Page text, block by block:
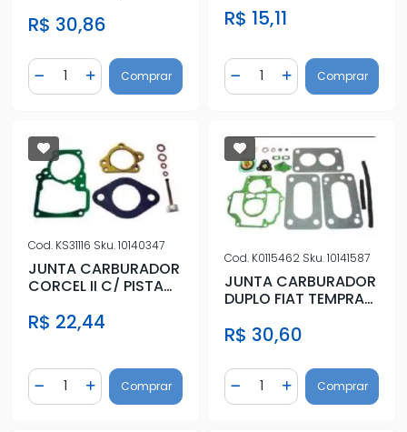
R$ 30,86
Diminuir Quantidade
Quantidade
Adicionar Quantidade
Comprar
(SOLEX)
R$ 15,11
Diminuir Quantidade
Quantidade
AdicionarComprar
Cod. KS31116 Sku.10140347
JUNTA CARBURADOR
CORCEL II C/ PISTAO
R$ 22,44
Diminuir Quantidade
Quantidade
Adicionar Quantidade
Comprar
Cod. K0115462 Sku.10141587
JUNTA CARBURADOR
DUPLO FIAT TEMPRA
R$ 30,60
Diminuir Quantidade
Quantidade
AdicionarComprar